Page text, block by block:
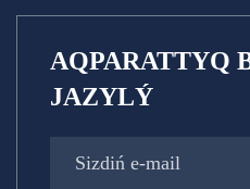
AQPARATTYQ
JAZYLÝ